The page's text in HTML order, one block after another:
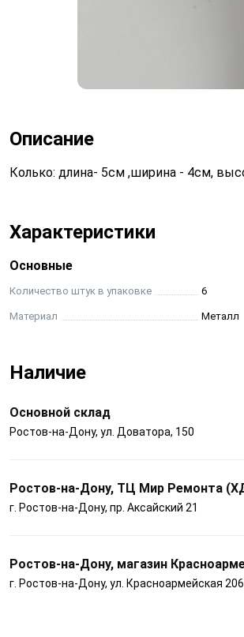
Описание
Колько: длина- 5см ,ширина - 4см,
Характеристики
Основные
Количество штук в упаковке 6
Материал Металл
Наличие
Основной склад
Ростов-на-Дону, ул. Доватора, 150
Ростов-на-Дону, ТЦ Мир Ремонта
г. Ростов-на-Дону, пр. Аксайский 21
Ростов-на-Дону, магазин
г. Ростов-на-Дону, ул. Красноармейская